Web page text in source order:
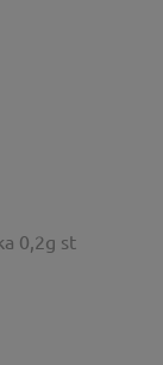
0,2g st